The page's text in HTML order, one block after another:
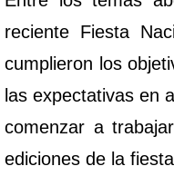
reciente Fiesta
cumplieron los
las expectativas en
comenzar a
ediciones de la